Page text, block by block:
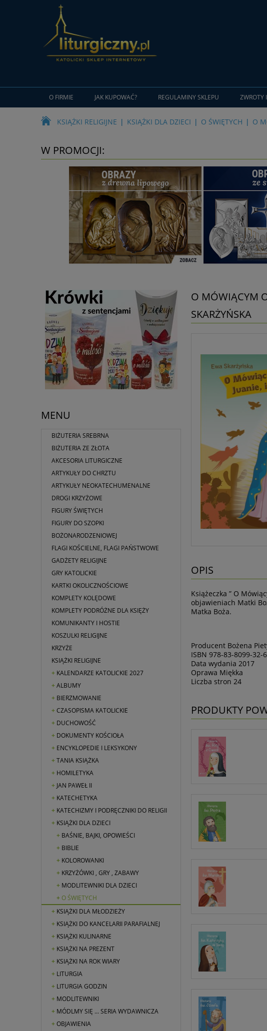
O FIRMIE JAK KUPOWAĆ? REGULAMINY SKLEPU ZWROTY
KSIĄŻKI RELIGIJNE KSIĄŻKI DLA DZIECI O ŚWIĘTYCH O
W PROMOCJI:
MENU
BIŻUTERIA SREBRNA
BIŻUTERIA ZE ZŁOTA
AKCESORIA LITURGICZNE
ARTYKUŁY DO CHRZTU
ARTYKUŁY NEOKATECHUMENALNE
DROGI KRZYŻOWE
FIGURY ŚWIĘTYCH
FIGURY DO SZOPKI
BOŻONARODZENIOWEJ
FLAGI KOŚCIELNE, FLAGI PAŃSTWOWE
GADŻETY RELIGIJNE
GRY KATOLICKIE
KARTKI OKOLICZNOŚCIOWE
KOMPLETY KOLĘDOWE
KOMPLETY PODRÓŻNE DLA KSIĘŻY
KOMUNIKANTY I HOSTIE
KOSZULKI RELIGIJNE
KRZYŻE
KSIĄŻKI RELIGIJNE
KALENDARZE KATOLICKIE 2027
ALBUMY
BIERZMOWANIE
CZASOPISMA KATOLICKIE
DUCHOWOŚĆ
DOKUMENTY KOŚCIOŁA
ENCYKLOPEDIE I LEKSYKONY
TANIA KSIĄŻKA
HOMILETYKA
JAN PAWEŁ II
KATECHETYKA
KATECHIZMY I PODRĘCZNIKI DO RELIGII
KSIĄŻKI DLA DZIECI
BAŚNIE, BAJKI, OPOWIEŚCI
BIBLIE
KOLOROWANKI
KRZYŻÓWKI , GRY , ZABAWY
MODLITEWNIKI DLA DZIECI
O ŚWIĘTYCH
KSIĄŻKI DLA MŁODZIEŻY
KSIĄŻKI DO KANCELARII PARAFIALNEJ
KSIĄŻKI KULINARNE
KSIĄŻKI NA PREZENT
KSIĄŻKI NA ROK WIARY
LITURGIA
LITURGIA GODZIN
MODLITEWNIKI
MÓDLMY SIĘ ... SERIA WYDAWNICZA
OBJAWIENIA
O MÓWIĄCYM
SKARŻYŃSKA
OPIS
Książeczka ” O
objawieniach Matki
Matka Boża.
Producent Bożena
ISBN 978-83-8099-32-6
Data wydania 2017
Oprawa Miękka
Liczba stron 24
PRODUKTY